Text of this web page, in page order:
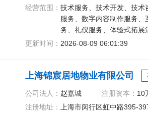
经营范围： 技术服务、技术开发、技
服务、数字内容制作服务
务、礼仪服务、体验式拓
更新时间： 2026-08-09 06:01:39
上海锦宸居地物业有限公司
公司法人： 赵嘉城 注册资本： 10
注册地址：
上海市闵行区虹中路395-